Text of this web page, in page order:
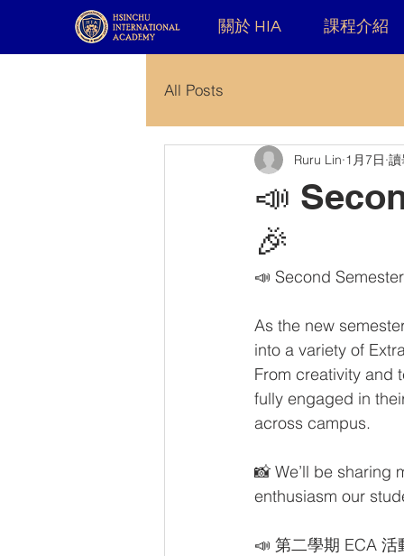
關於 HIA 課程介紹
All Posts
📣
🎉
Ruru Lin 1月7日
📣 Second
As the new
into a variety of
From creativity and
fully engaged in
across campus.
📸 We’ll be
enthusiasm our
📣 第二學期 ECA 活